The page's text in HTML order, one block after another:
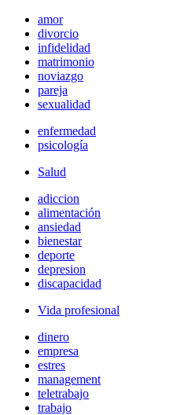
amor
divorcio
infidelidad
matrimonio
noviazgo
pareja
sexualidad
enfermedad
psicología
Salud
adiccion
alimentación
ansiedad
bienestar
deporte
depresion
discapacidad
Vida profesional
dinero
empresa
estres
management
teletrabajo
trabajo